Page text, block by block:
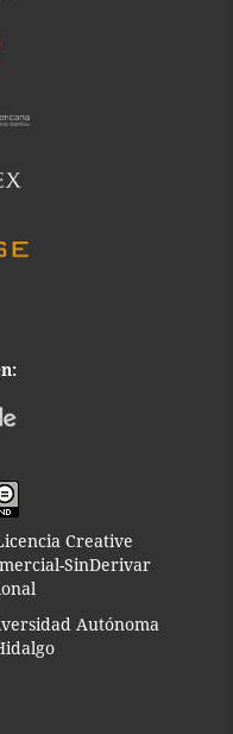
Creative
SinDerivar
Autónoma